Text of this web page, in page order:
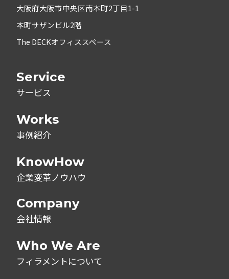
大阪府大阪市中央区南本町2丁目1-1
本町サザンビル2階
The DECKオフィススペース
Service
サービス
Works
事例紹介
KnowHow
企業変革ノウハウ
Company
会社情報
Who We Are
フィラメントについて